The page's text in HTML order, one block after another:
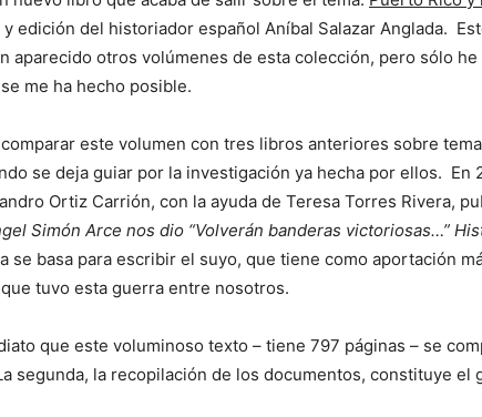
edición del historiador español Aníbal Salazar Anglada.
aparecido otros volúmenes de esta colección, pero sólo
me ha hecho posible.
este volumen con tres libros anteriores sobre
se deja guiar por la investigación ya hecha por ellos. En
Ortiz Carrión, con la ayuda de Teresa Torres Rivera,
Simón Arce nos dio “Volverán banderas victoriosas…”
se basa para escribir el suyo, que tiene como aportación
tuvo esta guerra entre nosotros.
que este voluminoso texto – tiene 797 páginas – se
segunda, la recopilación de los documentos, constituye